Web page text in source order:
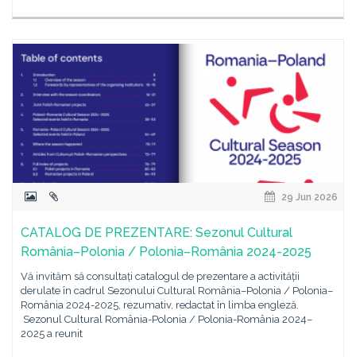
29 Jun 2026
CATALOG DE PREZENTARE: Sezonul Cultural
România–Polonia / Polonia–România 2024-2025
Vă invităm să consultați catalogul de prezentare a activității
derulate în cadrul Sezonului Cultural România–Polonia / Polonia–
România 2024-2025, rezumativ, redactat în limba engleză.
Sezonul Cultural România-Polonia / Polonia-România 2024–
2025 a reunit